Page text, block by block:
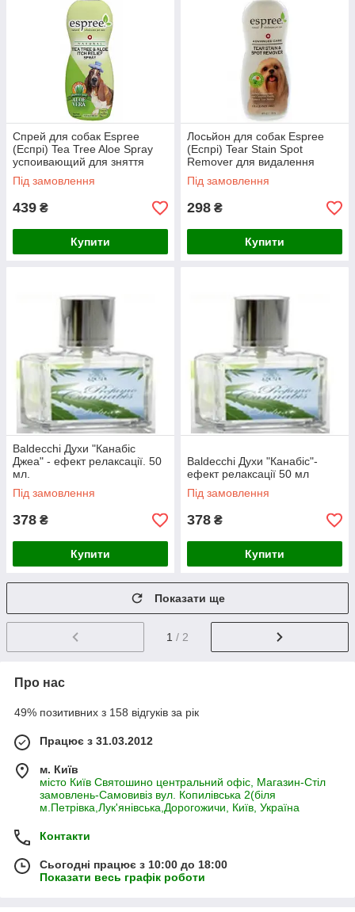
Спрей для собак Espree
(Еспрі) Tea Tree Aloe Spray
успоивающий для зняття
свербіння, 355 мл
Під замовлення
439 ₴
Купити
Лосьйон для собак Espree
(Еспрі) Tear Stain Spot
Remover для видалення
плям і "білкових речовин",
118 мл
Під замовлення
298 ₴
Купити
Baldecchi Духи "Канабіс
Джеа" - ефект релаксації. 50
мл.
Під замовлення
378 ₴
Купити
Baldecchi Духи "Канабіс"-
ефект релаксації 50 мл
Під замовлення
378 ₴
Купити
Показати ще
1 / 2
Про нас
49% позитивних з 158 відгуків за рік
Працює з 31.03.2012
м. Київ
місто Київ Святошино центральний офіс, Магазин-Стіл
замовлень-Самовивіз вул. Копилівська 2(біля
м.Петрівка,Лук'янівська,Дорогожичи, Київ, Україна
Контакти
Сьогодні працює з 10:00 до 18:00
Показати весь графік роботи